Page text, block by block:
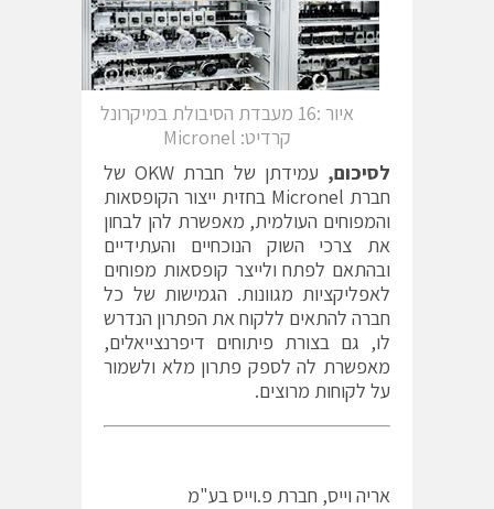
איור :16 מעבדת הסיבולת במיקרונל
קרדיט: Micronel
לסיכום,
עמידתן של חברת OKW של
חברת Micronel בחזית ייצור הקופסאות
והמפוחים העולמית, מאפשרת להן לבחון
את צרכי השוק הנוכחיים והעתידיים
ובהתאם לפתח ולייצר קופסאות מפוחים
לאפליקציות מגוונות. הגמישות של כל
חברה להתאים ללקוח את הפתרון הנדרש
לו, גם בצורת פיתוחים דיפרנצייאלים,
מאפשרת לה לספק פתרון מלא ולשמור
על לקוחות מרוצים.
אריה וייס, חברת פ.וייס בע"מ